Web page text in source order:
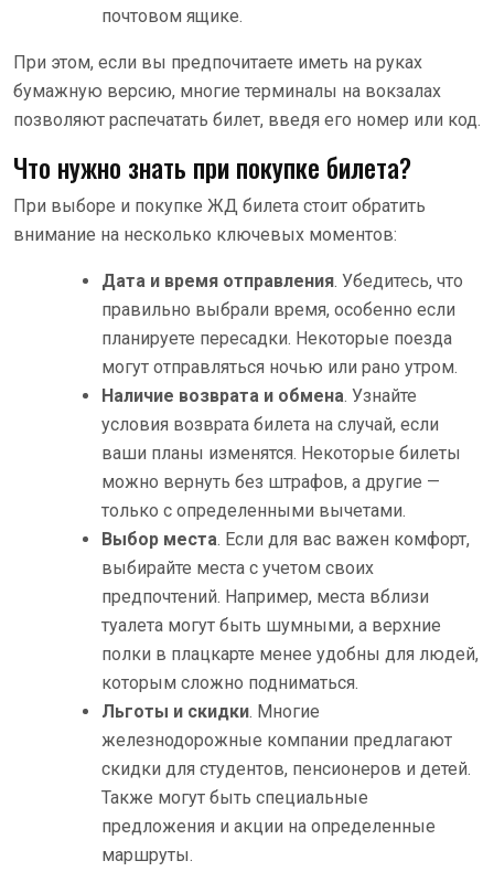
почтовом ящике.
При этом, если вы предпочитаете иметь на руках
бумажную версию, многие терминалы на вокзалах
позволяют распечатать билет, введя его номер или код.
Что нужно знать при покупке билета?
При выборе и покупке ЖД билета стоит обратить
внимание на несколько ключевых моментов:
Дата и время отправления. Убедитесь, что
правильно выбрали время, особенно если
планируете пересадки. Некоторые поезда
могут отправляться ночью или рано утром.
Наличие возврата и обмена. Узнайте
условия возврата билета на случай, если
ваши планы изменятся. Некоторые билеты
можно вернуть без штрафов, а другие —
только с определенными вычетами.
Выбор места. Если для вас важен комфорт,
выбирайте места с учетом своих
предпочтений. Например, места вблизи
туалета могут быть шумными, а верхние
полки в плацкарте менее удобны для людей,
которым сложно подниматься.
Льготы и скидки. Многие
железнодорожные компании предлагают
скидки для студентов, пенсионеров и детей.
Также могут быть специальные
предложения и акции на определенные
маршруты.